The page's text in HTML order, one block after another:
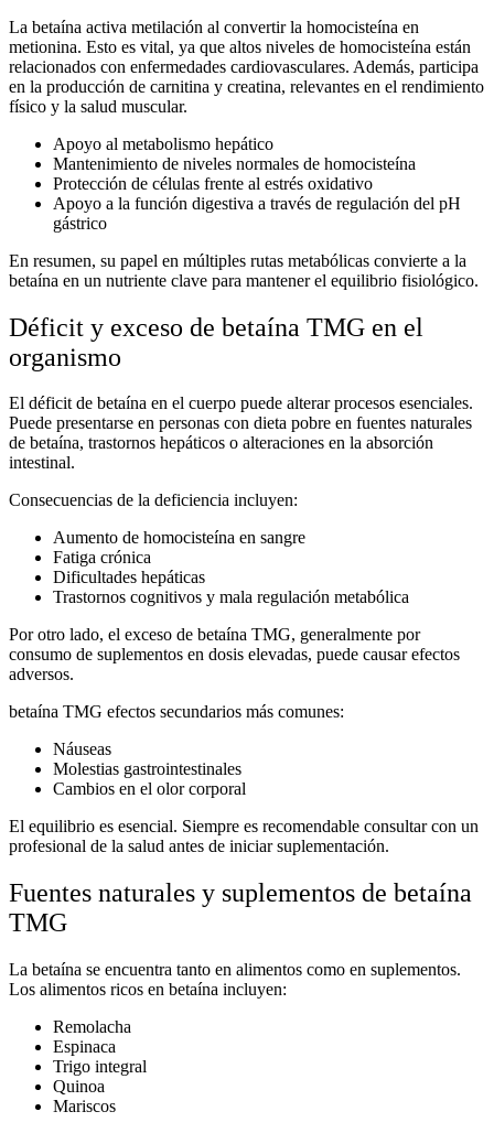
La betaína activa metilación al convertir la homocisteína en
metionina. Esto es vital, ya que altos niveles de homocisteína están
relacionados con enfermedades cardiovasculares. Además, participa
en la producción de carnitina y creatina, relevantes en el rendimiento
físico y la salud muscular.
Apoyo al metabolismo hepático
Mantenimiento de niveles normales de homocisteína
Protección de células frente al estrés oxidativo
Apoyo a la función digestiva a través de regulación del pH
gástrico
En resumen, su papel en múltiples rutas metabólicas convierte a la
betaína en un nutriente clave para mantener el equilibrio fisiológico.
Déficit y exceso de betaína TMG en el
organismo
El déficit de betaína en el cuerpo puede alterar procesos esenciales.
Puede presentarse en personas con dieta pobre en fuentes naturales
de betaína, trastornos hepáticos o alteraciones en la absorción
intestinal.
Consecuencias de la deficiencia incluyen:
Aumento de homocisteína en sangre
Fatiga crónica
Dificultades hepáticas
Trastornos cognitivos y mala regulación metabólica
Por otro lado, el exceso de betaína TMG, generalmente por
consumo de suplementos en dosis elevadas, puede causar efectos
adversos.
betaína TMG efectos secundarios más comunes:
Náuseas
Molestias gastrointestinales
Cambios en el olor corporal
El equilibrio es esencial. Siempre es recomendable consultar con un
profesional de la salud antes de iniciar suplementación.
Fuentes naturales y suplementos de betaína
TMG
La betaína se encuentra tanto en alimentos como en suplementos.
Los alimentos ricos en betaína incluyen:
Remolacha
Espinaca
Trigo integral
Quinoa
Mariscos